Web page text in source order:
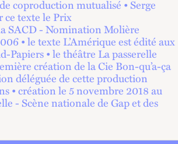
coproduction mutualisé • Serge
ce texte le Prix
SACD - Nomination Molière
• le texte L’Amérique est édité aux
Papiers • le théâtre La passerelle
création de la Cie Bon-qu’a-ça
déléguée de cette production
• création le 5 novembre 2018 au
- Scène nationale de Gap et des